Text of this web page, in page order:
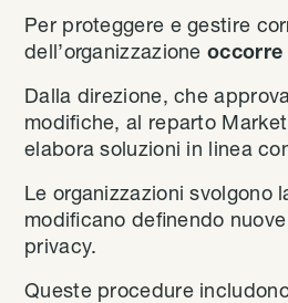
Per proteggere e gestire
dell’organizzazione
Dalla direzione, che
modifiche, al reparto
elabora soluzioni in linea
Le organizzazioni svolgono
modificano definendo
privacy.
Queste procedure